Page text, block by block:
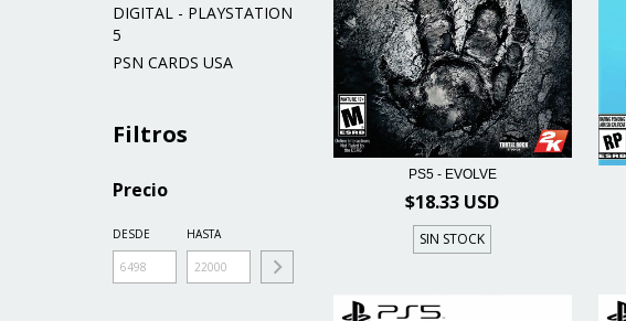
DIGITAL - PLAYSTATION
5
PSN CARDS USA
Filtros
Precio
DESDE HASTA
PS5 - EVOLVE
$18.33 USD
SIN STOCK